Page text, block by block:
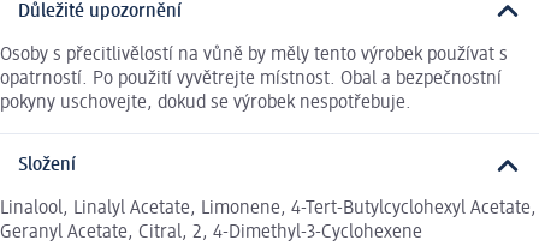
Důležité upozornění
Osoby s přecitlivělostí na vůně by měly tento výrobek používat s
opatrností. Po použití vyvětrejte místnost. Obal a bezpečnostní
pokyny uschovejte, dokud se výrobek nespotřebuje.
Složení
Linalool, Linalyl Acetate, Limonene, 4-Tert-Butylcyclohexyl Acetate,
Geranyl Acetate, Citral, 2, 4-Dimethyl-3-Cyclohexene